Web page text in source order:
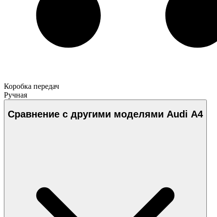
Коробка передач
Ручная
Сравнение с другими моделями Audi A4